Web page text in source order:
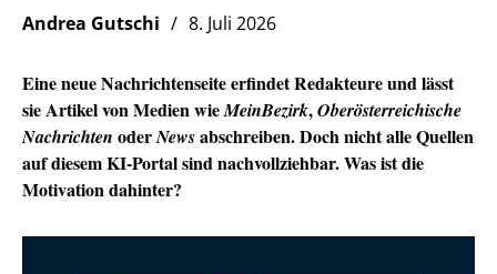
Andrea Gutschi 8. Juli 2026
Eine neue Nachrichtenseite erfindet Redakteure und lässt
sie Artikel von Medien wieMeinBezirk,Oberösterreichische
Nachrichten oderNewsabschreiben. Doch nicht alle Quellen
auf diesem KI-Portal sind nachvollziehbar. Was ist die
Motivation dahinter?